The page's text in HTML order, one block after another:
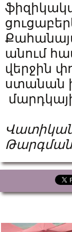
անում
վերջին
ստանան
Վատիկան